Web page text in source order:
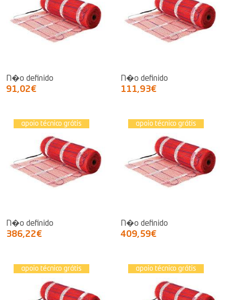
N�o definido
91,02€
N�o definido
111,93€
apoio técnico grátis
N�o definido
386,22€
apoio técnico grátis
N�o definido
409,59€
apoio técnico grátis apoio técnico grátis